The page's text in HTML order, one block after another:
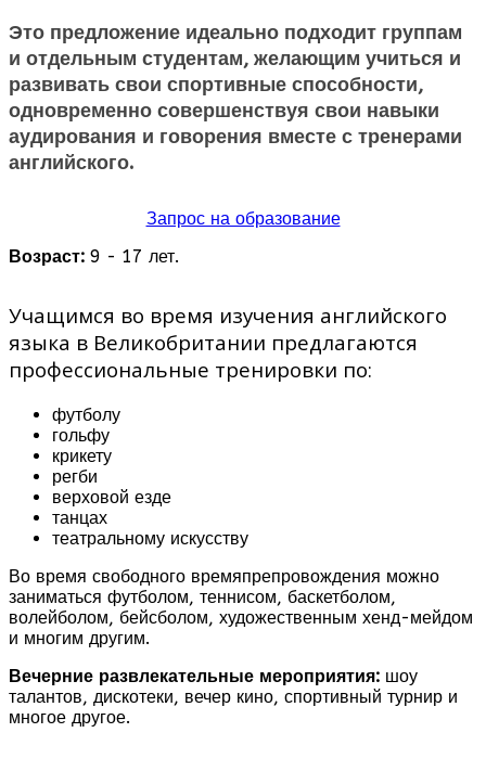
Это предложение идеально подходит группам
и отдельным студентам, желающим учиться и
развивать свои спортивные способности,
одновременно совершенствуя свои навыки
аудирования и говорения вместе с тренерами
английского.
Запрос на образование
Возраст: 9 - 17 лет.
Учащимся во время изучения английского
языка в Великобритании предлагаются
профессиональные тренировки по:
футболу
гольфу
крикету
регби
верховой езде
танцах
театральному искусству
Во время свободного времяпрепровождения можно
заниматься футболом, теннисом, баскетболом,
волейболом, бейсболом, художественным хенд-мейдом
и многим другим.
Вечерние развлекательные мероприятия: шоу
талантов, дискотеки, вечер кино, спортивный турнир и
многое другое.